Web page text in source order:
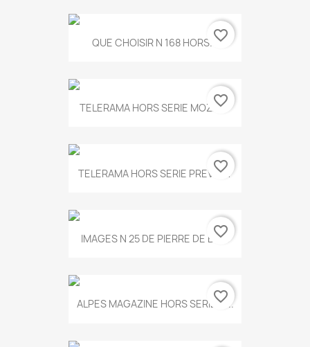
QUE CHOISIR N 168 HORS...favorite_border
TELERAMA HORS SERIE MOZART
favorite_border
TELERAMA HORS SERIE PREVERT
favorite_border
IMAGES N 25 DE PIERRE DE BOIS
favorite_border
ALPES MAGAZINE HORS SERIE N...
favorite_border